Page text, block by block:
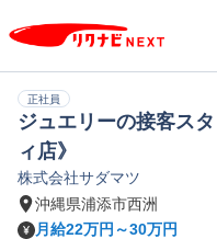
正社員
ジュエリーの接客ス
ィ店》
株式会社サダマツ
沖縄県浦添市西洲
月給22万円～30万円